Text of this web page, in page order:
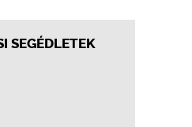
SEGÉDLETEK